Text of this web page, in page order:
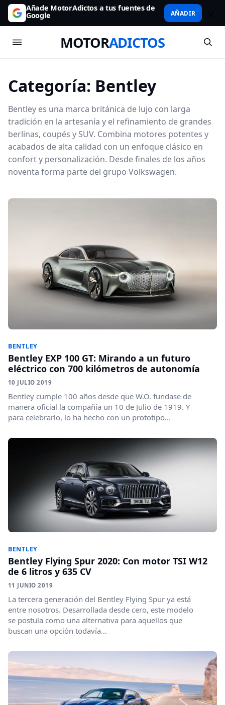
Añade MotorAdictos a tus fuentes de
Google AÑADIR
MOTORADICTOS
Categoría: Bentley
Bentley es una marca británica de lujo con larga
tradición en la artesanía y el refinamiento de grandes
berlinas, coupés y SUV. Combina motores potentes y
acabados de alta calidad con un enfoque clásico en
confort y personalización. Desde finales de los años
noventa forma parte del grupo Volkswagen.
BENTLEY
Bentley EXP 100 GT: Mirando a un futuro
eléctrico con 700 kilómetros de autonomía
10 JULIO 2019
Bentley cumple 100 años desde que W.O. fundase de
manera oficial la compañía un 10 de Julio de 1919. Y
para celebrarlo, lo ha hecho con un prototipo...
BENTLEY
Bentley Flying Spur 2020: Con motor TSI W12
de 6 litros y 635 CV
11 JUNIO 2019
La tercera generación del Bentley Flying Spur ya está
entre nosotros. Desarrollada desde cero, este modelo
se postula como una alternativa para aquellos que
buscan una opción todavía...